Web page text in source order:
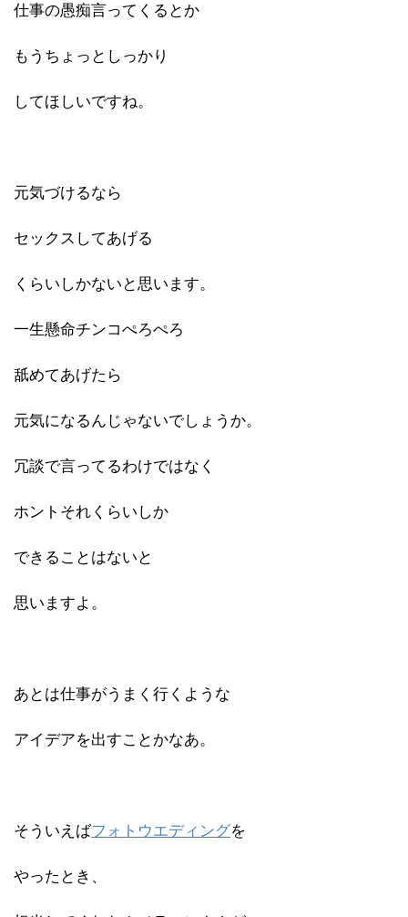
仕事の愚痴言ってくるとか
もうちょっとしっかり
してほしいですね。
元気づけるなら
セックスしてあげる
くらいしかないと思います。
一生懸命チンコぺろぺろ
舐めてあげたら
元気になるんじゃないでしょうか。
冗談で言ってるわけではなく
ホントそれくらいしか
できることはないと
思いますよ。
あとは仕事がうまく行くような
アイデアを出すことかなあ。
そういえばフォトウエディングを
やったとき、